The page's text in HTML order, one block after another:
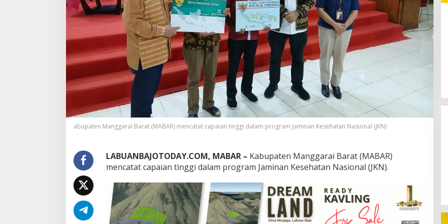
abupaten Manggarai Barat (MABAR) mencatat capaian tinggi dalam program Jaminan Kesehatan Nasional (JKN)
LABUANBAJOTODAY.COM, MABAR – Kabupaten Manggarai Barat (MABAR)
mencatat capaian tinggi dalam program Jaminan Kesehatan Nasional (JKN).
232 Ribu Wisatawan Gunakan
Transportasi Laut di Labuan Bajo,
DPR Minta Keselamatan Jadi
Prioritas